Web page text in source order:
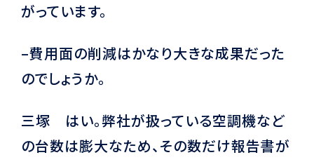
がっています。
–費用面の削減はかなり大きな成果だった
のでしょうか。
三塚 はい。弊社が扱っている空調機など
の台数は膨大なため、その数だけ報告書が